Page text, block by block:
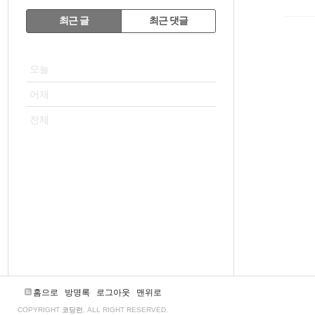
RECENTLY
최근 글 최근 댓글
오늘
어제
전체
홈으로 방명록 로그아웃 맨위로
COPYRIGHT 코딩런 , ALL RIGHT RESERVED.